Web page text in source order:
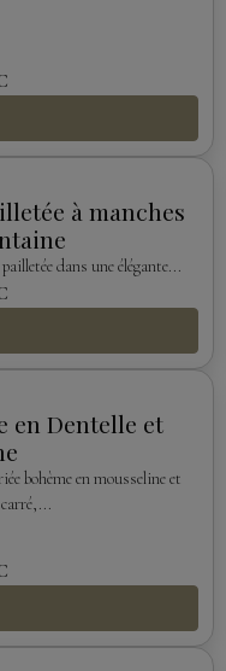
à manches
dans une élégante...
en Dentelle et
bohème en mousseline et
carré,...